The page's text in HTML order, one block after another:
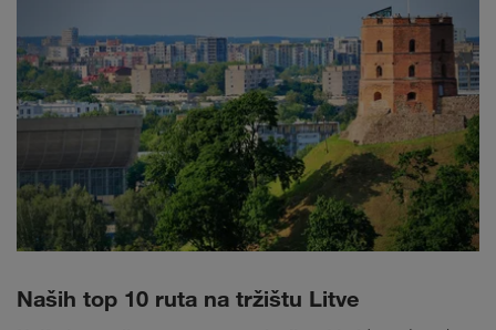
Naših top 10 ruta na tržištu Litve